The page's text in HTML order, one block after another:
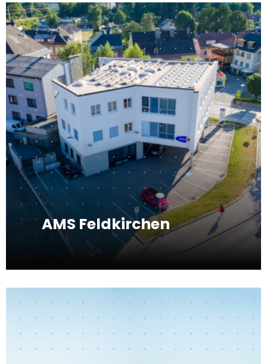
AMS Feldkirchen